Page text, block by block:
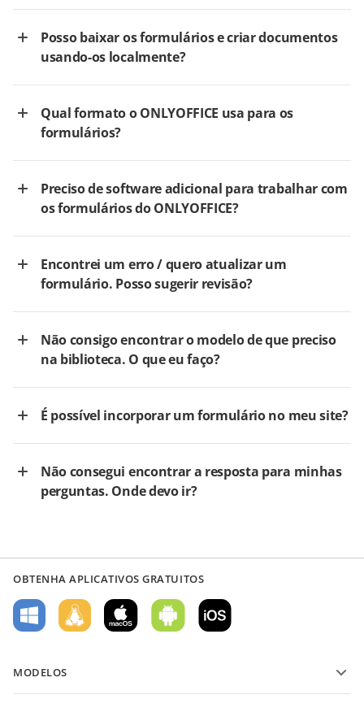
Posso baixar os formulários e criar documentos
usando-os localmente?
Qual formato o ONLYOFFICE usa para os
formulários?
Preciso de software adicional para trabalhar com
os formulários do ONLYOFFICE?
Encontrei um erro / quero atualizar um
formulário. Posso sugerir revisão?
Não consigo encontrar o modelo de que preciso
na biblioteca. O que eu faço?
É possível incorporar um formulário no meu site?
Não consegui encontrar a resposta para minhas
perguntas. Onde devo ir?
OBTENHA APLICATIVOS GRATUITOS
MODELOS